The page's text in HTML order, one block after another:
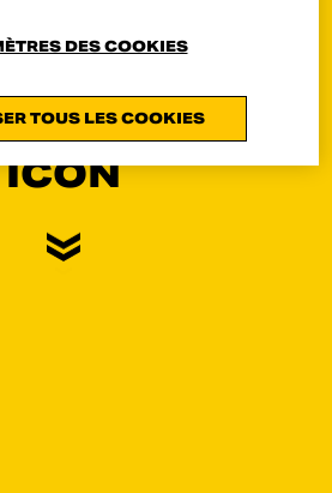
ICON
TOUS LES COOKIES
DES COOKIES